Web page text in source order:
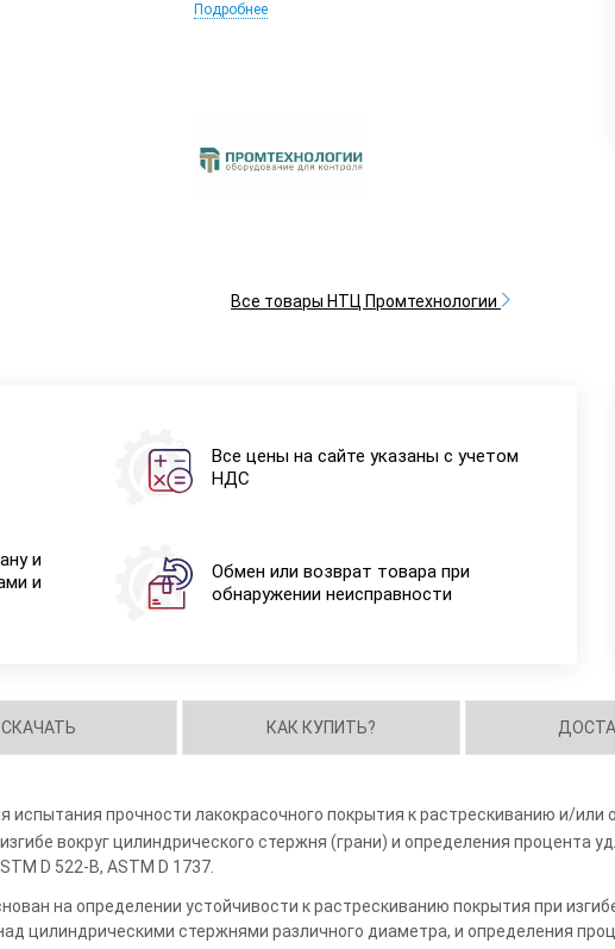
Подробнее
Все товары НТЦ Промтехнологии
Все цены на сайте указаны с учетом
НДС
и
и
Обмен или возврат товара при
обнаружении неисправности
СКАЧАТЬ КАК КУПИТЬ?
испытания прочности лакокрасочного покрытия к растрескиванию и/или
вокруг цилиндрического стержня (грани) и определения процента
D 522-B, ASTM D 1737.
на определении устойчивости к растрескиванию покрытия при
цилиндрическими стержнями различного диаметра, и определения